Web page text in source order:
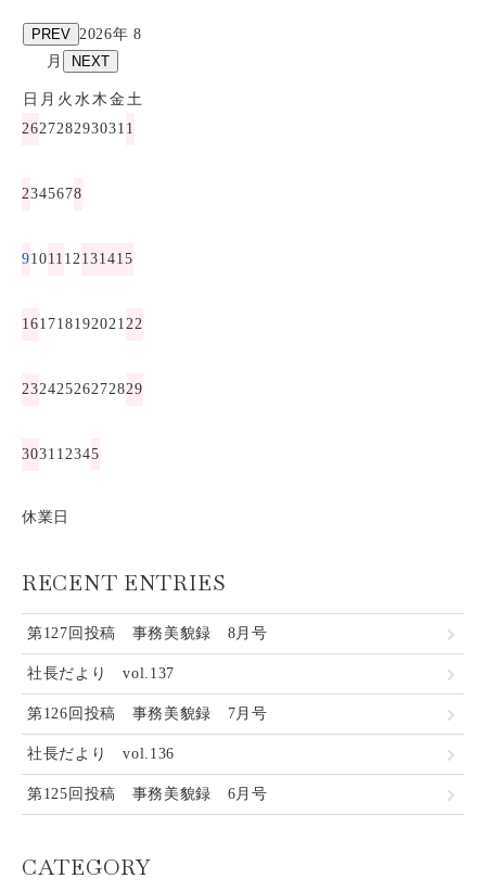
PREV 2026年 8
月
NEXT
日 月 火 水木 金 土
262728293031 1
2345678
91011 12131415
16171819202122
23242526272829
3031 12345
休業日
RECENT ENTRIES
第127回投稿 事務美貌録 8月号
社長だより vol.137
第126回投稿 事務美貌録 7月号
社長だより vol.136
第125回投稿 事務美貌録 6月号
CATEGORY